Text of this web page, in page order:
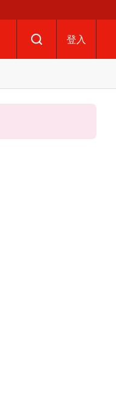
登入